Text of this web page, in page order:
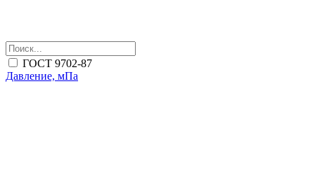
ГОСТ 9702-87
Давление, мПа